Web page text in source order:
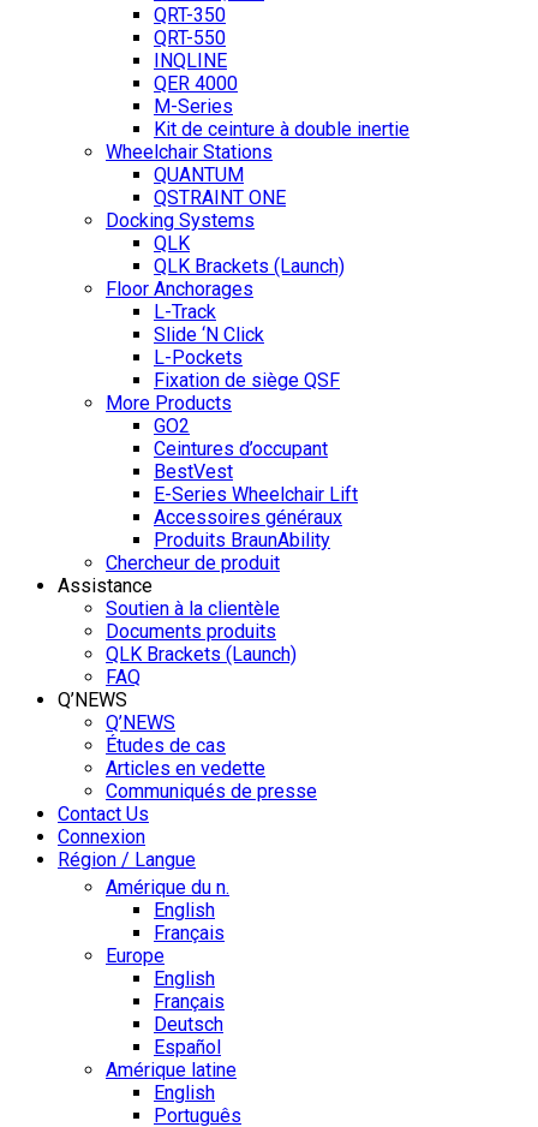
QRT-350
QRT-550
INQLINE
QER 4000
M-Series
Kit de ceinture à double inertie
Wheelchair Stations
QUANTUM
QSTRAINT ONE
Docking Systems
QLK
QLK Brackets (Launch)
Floor Anchorages
L-Track
Slide ‘N Click
L-Pockets
Fixation de siège QSF
More Products
GO2
Ceintures d’occupant
BestVest
E-Series Wheelchair Lift
Accessoires généraux
Produits BraunAbility
Chercheur de produit
Assistance
Soutien à la clientèle
Documents produits
QLK Brackets (Launch)
FAQ
Q’NEWS
Q’NEWS
Études de cas
Articles en vedette
Communiqués de presse
Contact Us
Connexion
Région / Langue
Amérique du n.
English
Français
Europe
English
Français
Deutsch
Español
Amérique latine
English
Português